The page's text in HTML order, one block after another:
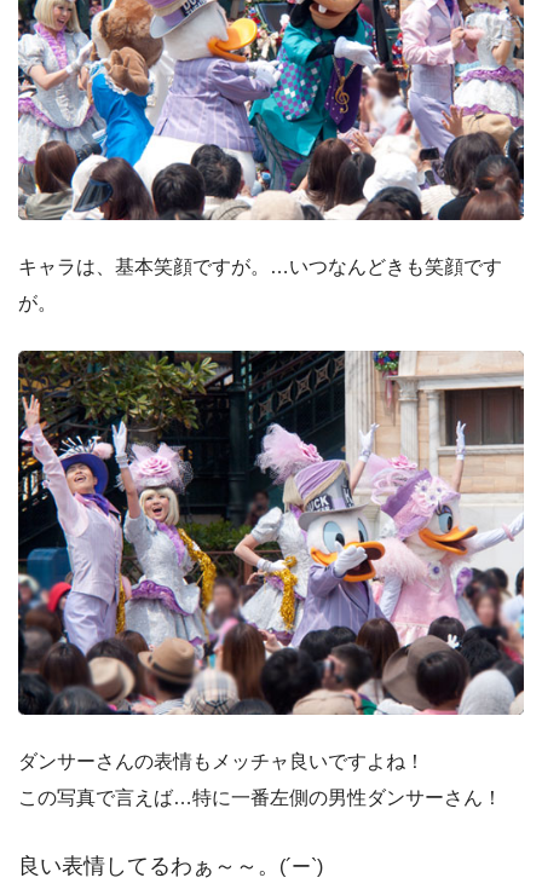
キャラは、基本笑顔ですが。…いつなんどきも笑顔です
が。
ダンサーさんの表情もメッチャ良いですよね！
この写真で言えば…特に一番左側の男性ダンサーさん！
良い表情してるわぁ～～。 (´ー`)